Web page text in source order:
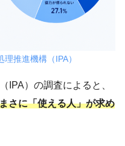
推進機構（IPA）
IPA）の調査によると、
さに「使える人」が求め